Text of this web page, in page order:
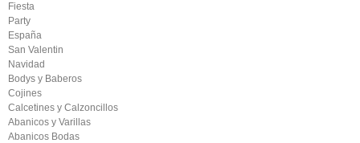
Fiesta
Party
España
San Valentin
Navidad
Bodys y Baberos
Cojines
Calcetines y Calzoncillos
Abanicos y Varillas
Abanicos Bodas